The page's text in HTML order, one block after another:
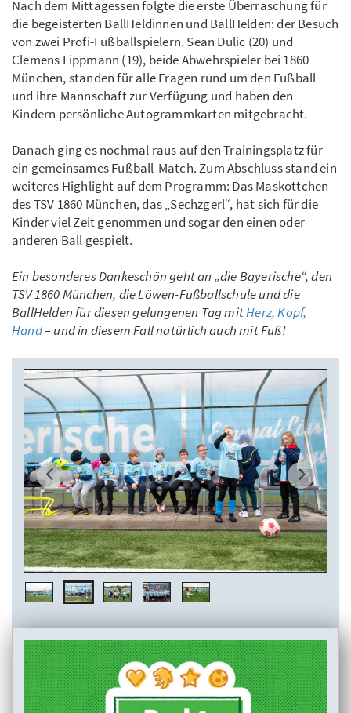
Nach dem Mittagessen folgte die erste Überraschung für
die begeisterten BallHeldinnen und BallHelden: der Besuch
von zwei Profi-Fußballspielern. Sean Dulic (20) und
Clemens Lippmann (19), beide Abwehrspieler bei 1860
München, standen für alle Fragen rund um den Fußball
und ihre Mannschaft zur Verfügung und haben den
Kindern persönliche Autogrammkarten mitgebracht.
Danach ging es nochmal raus auf den Trainingsplatz für
ein gemeinsames Fußball-Match. Zum Abschluss stand ein
weiteres Highlight auf dem Programm: Das Maskottchen
des TSV 1860 München, das „Sechzgerl“, hat sich für die
Kinder viel Zeit genommen und sogar den einen oder
anderen Ball gespielt.
Ein besonderes Dankeschön geht an „die Bayerische“, den
TSV 1860 München, die Löwen-Fußballschule und die
BallHelden für diesen gelungenen Tag mitHerz, Kopf,
Hand– und in diesem Fall natürlich auch mit Fuß!